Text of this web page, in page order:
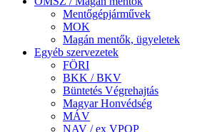
Mentőgépjárművek
MOK
Magán mentők, ügyeletek
Egyéb szervezetek
FÖRI
BKK / BKV
Büntetés Végrehajtás
Magyar Honvédség
MÁV
NAV / ex VPOP